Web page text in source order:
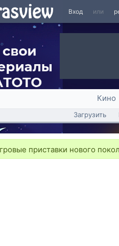
Вход или
Кино
Загрузить
приставки нового